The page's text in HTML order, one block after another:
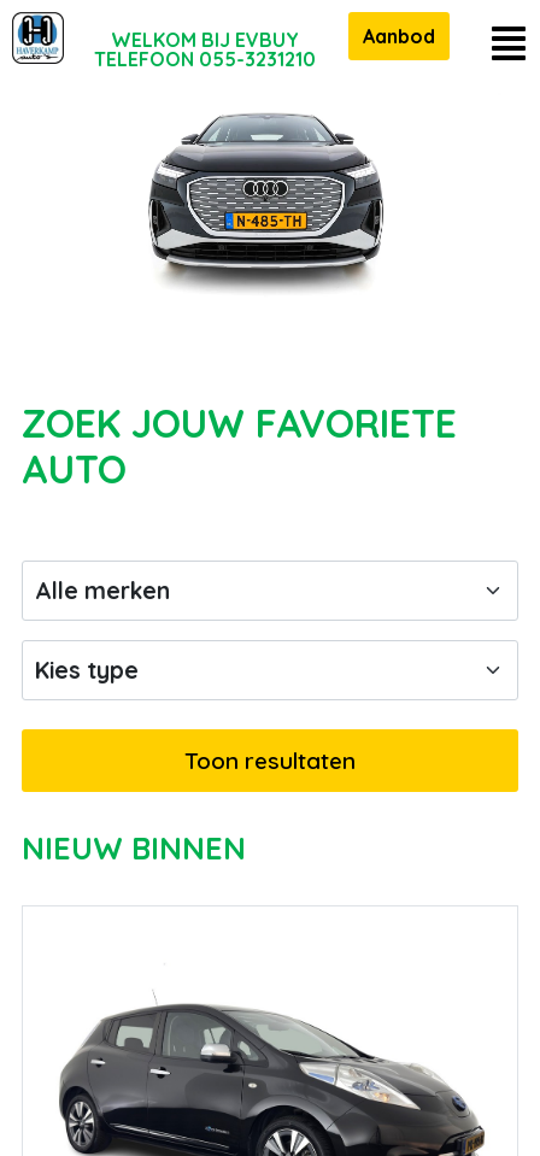
WELKOM BIJ EVBUY
TELEFOON 055-3231210
Aanbod
ZOEK JOUW FAVORIETE
AUTO
NIEUW BINNEN